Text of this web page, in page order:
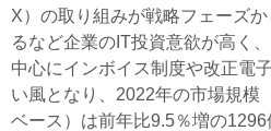
X）の取り組みが戦略フェーズ
るなど企業のIT投資意欲が高く
中心にインボイス制度や改正電
い風となり、2022年の市場規模
ベース）は前年比9.5％増の